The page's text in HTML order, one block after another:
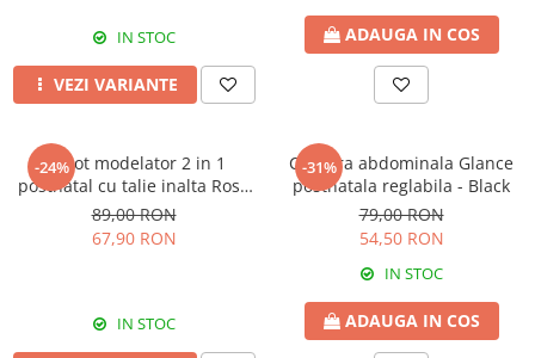
IN STOC
VEZI VARIANTE
ADAUGA IN COS
-24%
Chilot modelator 2 in 1
postnatal cu talie inalta Rose
Girl Black
89,00 RON
67,90 RON
IN STOC
-31%
Centura abdominala Glance
postnatala reglabila - Black
79,00 RON
54,50 RON
IN STOC
ADAUGA IN COS